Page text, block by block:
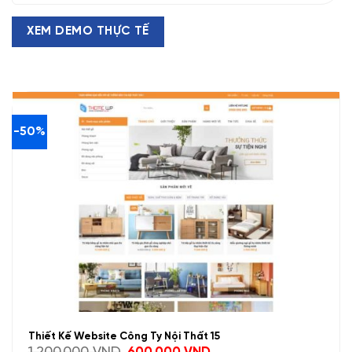
XEM DEMO THỰC TẾ
-50%
Thiết Kế Website Công Ty Nội Thất 15